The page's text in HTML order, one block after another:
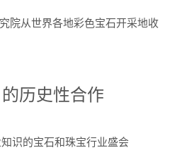
院从世界各地彩色宝石开采地收
的历史性合作
识的宝石和珠宝行业盛会